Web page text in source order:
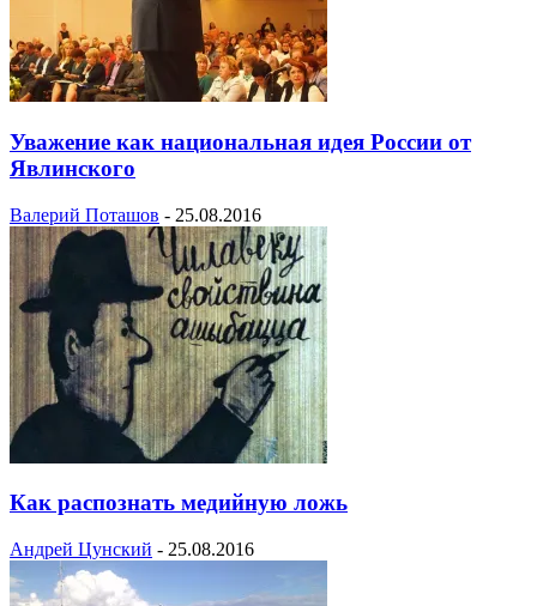
Уважение как национальная идея России от
Явлинского
Валерий Поташов - 25.08.2016
Как распознать медийную ложь
Андрей Цунский - 25.08.2016